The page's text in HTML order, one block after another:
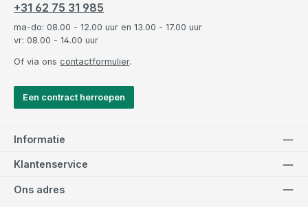
+31 62 75 31 985
ma-do: 08.00 - 12.00 uur en 13.00 - 17.00 uur
vr: 08.00 - 14.00 uur
Of via ons contactformulier.
Een contract herroepen
Informatie
Klantenservice
Ons adres